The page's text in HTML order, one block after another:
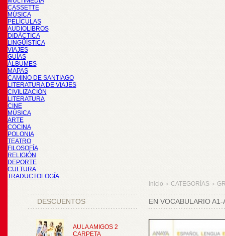
CASSETTE
MÚSICA
PELÍCULAS
AUDIOLIBROS
DIDÁCTICA
LINGÜÍSTICA
VIAJES
GUÍAS
ÁLBUMES
MAPAS
CAMINO DE SANTIAGO
LITERATURA DE VIAJES
CIVILIZACIÓN
LITERATURA
CINE
MÚSICA
ARTE
COCINA
POLONIA
TEATRO
FILOSOFÍA
RELIGIÓN
DEPORTE
CULTURA
TRADUCTOLOGÍA
DESCUENTOS
AULA AMIGOS 2
CARPETA
Inicio > CATEGORÍAS >
EN VOCABULARIO A1-